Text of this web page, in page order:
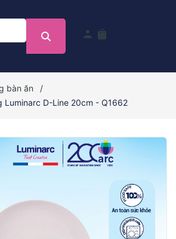
person shopping_bag
bàn ăn
/
Luminarc D-Line 20cm - Q1662